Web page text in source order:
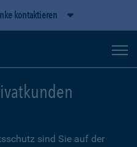
kontaktieren
sind Sie auf der